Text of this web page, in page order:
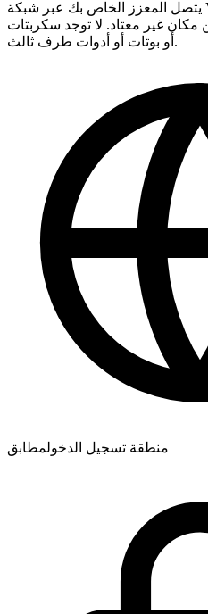
هل يمكنني متابعة التقدم مباشرة؟
(Streaming) عند إتمام الدفع.
رائع، أنتم الأفضل 🧡
يتصل المعزز الخاص بك عبر شبكة VPN خاصة في منطقتك، حتى لا
غير معتاد. لا توجد سكربتات
أو بوتات أو أدوات طرف ثالث.
منطقة تسجيل الدخولمطابق